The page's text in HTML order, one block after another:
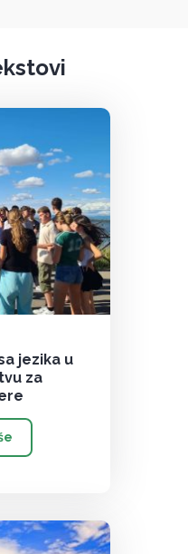
jezika u
za